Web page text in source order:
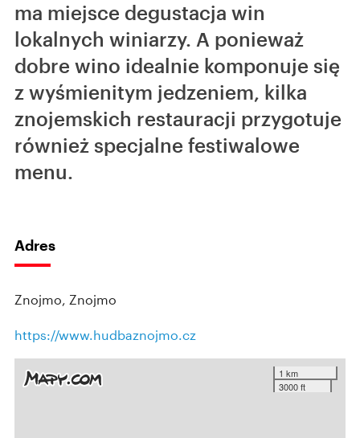
ma miejsce degustacja win
lokalnych winiarzy. A ponieważ
dobre wino idealnie komponuje się
z wyśmienitym jedzeniem, kilka
znojemskich restauracji przygotuje
również specjalne festiwalowe
menu.
Adres
Znojmo, Znojmo
https://www.hudbaznojmo.cz
1 km
3000 ft